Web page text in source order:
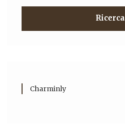
Ricerca
Charminly